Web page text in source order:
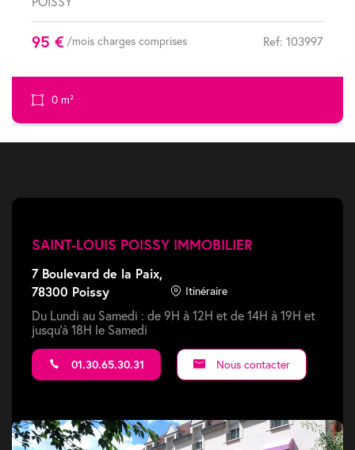
95 € /mois charges comprises Ref: 103997
0 m²
SAINT-LOUIS POISSY IMMOBILIER
7 Boulevard de la Paix,
78300 Poissy
Itinéraire
Du Lundi au Samedi : de 9H à 12H et de 14H à 19H et
jusqu'à 18H le Samedi
01.30.65.30.31 Nous contacter